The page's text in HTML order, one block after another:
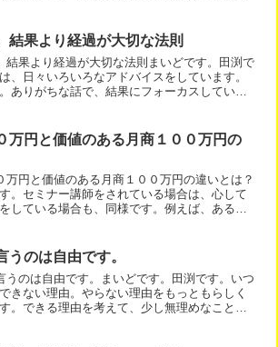
結果より経過が大切な法則
果より経過が大切な法則まいどです。田渕で
、日々いろいろなアドバイスをしています。
ありがちな話で、結果にフォーカスしている
万円と価値のある月商１００万円の
円と価値のある月商１００万円の違いとは？
。セミナー講師をされている場合は、心して
している場合も、同様です。例えば、ある人
うのは自由です。
のは自由です。まいどです。田渕です。いつ
きない理由。やらない理由をもっともらしく
。できる理由を考えて、少し無理めなことを